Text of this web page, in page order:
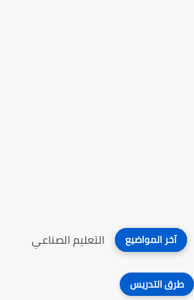
آخر المواضيع كتاب صعوبات التعلم
طرق التدريس